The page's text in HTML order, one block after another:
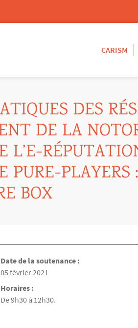
CARISM
DES
DE LA
L’E-
PURE-PLAYERS
BOX
Date de la soutenance :
Date de la soutenance
05 février 2021
Horaires :
De 9h30 à 12h30.